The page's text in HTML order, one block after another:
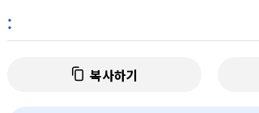
:
복사하기